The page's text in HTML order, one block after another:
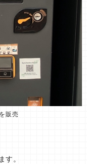
販売
す。